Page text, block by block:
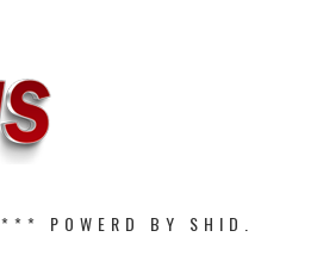
*** POWERD BY SHID.